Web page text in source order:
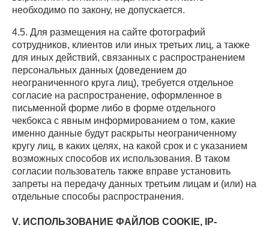
необходимо по закону, не допускается.
4.5. Для размещения на сайте фотографий
сотрудников, клиентов или иных третьих лиц, а также
для иных действий, связанных с распространением
персональных данных (доведением до
неограниченного круга лиц), требуется отдельное
согласие на распространение, оформленное в
письменной форме либо в форме отдельного
чекбокса с явным информированием о том, какие
именно данные будут раскрыты неограниченному
кругу лиц, в каких целях, на какой срок и с указанием
возможных способов их использования. В таком
согласии пользователь также вправе установить
запреты на передачу данных третьим лицам и (или) на
отдельные способы распространения.
V. ИСПОЛЬЗОВАНИЕ ФАЙЛОВ COOKIE, IP-